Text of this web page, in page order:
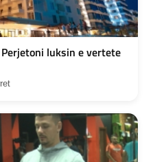
luksin e vertete